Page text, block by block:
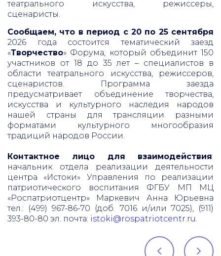
театрального искусства, режиссеры,
сценаристы.
Сообщаем, что в период с 20 по 25 сентября
2026 года состоится тематический заезд
«Творчество» Форума, который объединит 150
участников от 18 до 35 лет – специалистов в
области театрального искусства, режиссеров,
сценаристов. Программа заезда
предусматривает объединение творчества,
искусства и культурного наследия народов
нашей страны для трансляции разными
форматами культурного многообразия
традиций народов России.
Контактное лицо для взаимодействия:
начальник отдела реализации деятельности
центра «Истоки» Управления по реализации
патриотического воспитания ФГБУ МП МЦ
«Роспатриотцентр» Маркевич Анна Юрьевна
тел.: (499) 967-86-70 (доб. 7016 и/или 7025), (911)
393-80-80 эл. почта: istoki@rospatriotcentr.ru.